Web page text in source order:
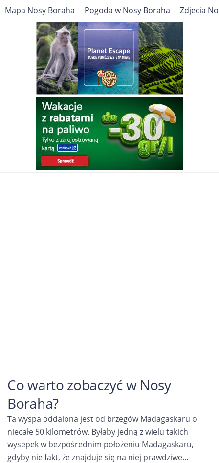
Cel podróży
MADAGASKAR
Nosy Boraha
ATRAKCJE TURYSTYCZNE, ZABYTKI, PRZEWODNIK
Afryka Madagaskar
Mapa Nosy Boraha Pogoda w Nosy Boraha Zdjecia
Co warto zobaczyć w Nosy
Boraha?
Ta wyspa oddalona jest od brzegów Madagaskaru o
niecałe 50 kilometrów. Byłaby jedną z wielu takich
wysepek w bezpośrednim położeniu Madagaskaru,
gdyby nie fakt, że znajduje się na niej prawdziwe…